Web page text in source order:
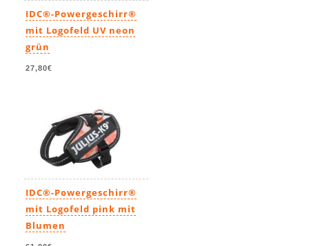
IDC®-Powergeschirr®
mit Logofeld UV neon
grün
27,80€
IDC®-Powergeschirr®
mit Logofeld pink mit
Blumen